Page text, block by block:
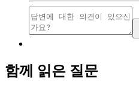
함께 읽은 질문